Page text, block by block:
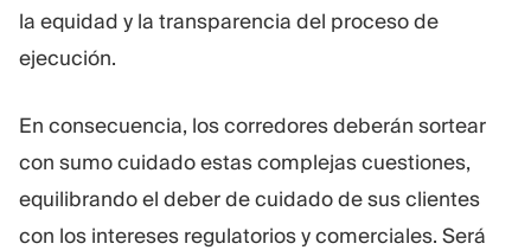
la equidad y la transparencia del proceso de
ejecución.
En consecuencia, los corredores deberán sortear
con sumo cuidado estas complejas cuestiones,
equilibrando el deber de cuidado de sus clientes
con los intereses regulatorios y comerciales. Será